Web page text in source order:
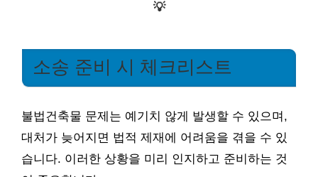
💡
소송 준비 시 체크리스트
불법건축물 문제는 예기치 않게 발생할 수 있으며,
대처가 늦어지면 법적 제재에 어려움을 겪을 수 있
습니다. 이러한 상황을 미리 인지하고 준비하는 것